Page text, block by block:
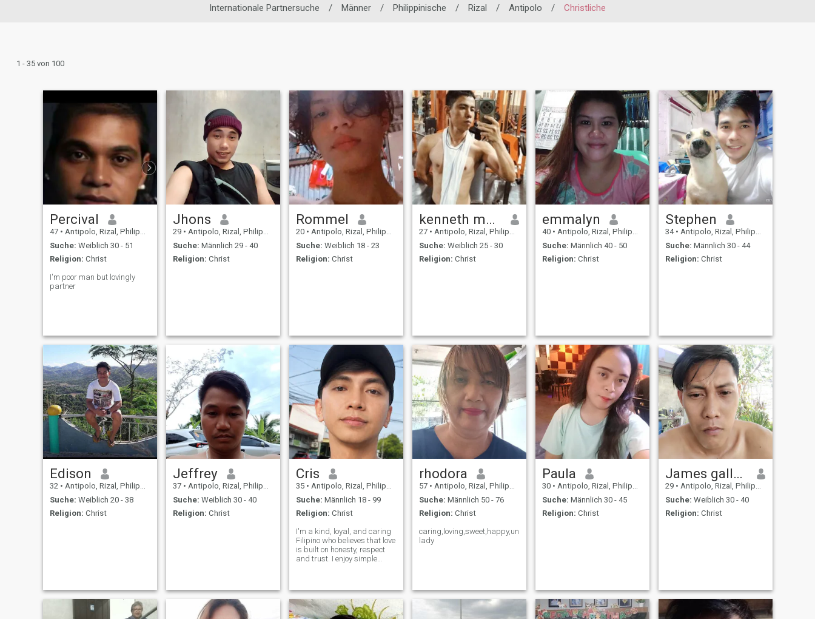
Internationale Partnersuche / Männer / Philippinische / Rizal / Antipolo / Christliche
1 - 35 von 100
Percival
47 • Antipolo, Rizal, Philippinen
Suche: Weiblich 30 - 51
Religion: Christ
I'm poor man but lovingly
partner
Jhons
29 • Antipolo, Rizal, Philippinen
Suche: Männlich 29 - 40
Religion: Christ
Rommel
20 • Antipolo, Rizal, Philippinen
Suche: Weiblich 18 - 23
Religion: Christ
kenneth matalog
27 • Antipolo, Rizal, Philippinen
Suche: Weiblich 25 - 30
Religion: Christ
emmalyn
40 • Antipolo, Rizal, Philippinen
Suche: Männlich 40 - 50
Religion: Christ
Stephen
34 • Antipolo, Rizal, Philippinen
Suche: Männlich 30 - 44
Religion: Christ
Edison
32 • Antipolo, Rizal, Philippinen
Suche: Weiblich 20 - 38
Religion: Christ
Jeffrey
37 • Antipolo, Rizal, Philippinen
Suche: Weiblich 30 - 40
Religion: Christ
Cris
35 • Antipolo, Rizal, Philippinen
Suche: Männlich 18 - 99
Religion: Christ
I'm a kind, loyal, and caring
Filipino who believes that love
is built on honesty, respect
and trust. I enjoy simple
about feel loved. I'm here to
find a serious relationship
that ca
rhodora
57 • Antipolo, Rizal, Philippinen
Suche: Männlich 50 - 76
Religion: Christ
caring,loving,sweet,happy,understanding
lady
Paula
30 • Antipolo, Rizal, Philippinen
Suche: Männlich 30 - 45
Religion: Christ
James gallego
29 • Antipolo, Rizal, Philippinen
Suche: Weiblich 30 - 40
Religion: Christ